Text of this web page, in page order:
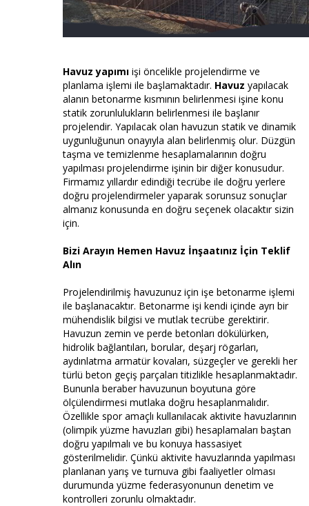
Havuz yapımı işi öncelikle projelendirme ve
planlama işlemi ile başlamaktadır. Havuz yapılacak
alanın betonarme kısmının belirlenmesi işine konu
statik zorunlulukların belirlenmesi ile başlanır
projelendir. Yapılacak olan havuzun statik ve dinamik
uygunluğunun onayıyla alan belirlenmiş olur. Düzgün
taşma ve temizlenme hesaplamalarının doğru
yapılması projelendirme işinin bir diğer konusudur.
Firmamız yıllardır edindiği tecrübe ile doğru yerlere
doğru projelendirmeler yaparak sorunsuz sonuçlar
almanız konusunda en doğru seçenek olacaktır sizin
için.
Bizi Arayın Hemen Havuz İnşaatınız İçin Teklif
Alın
Projelendirilmiş havuzunuz için işe betonarme işlemi
ile başlanacaktır. Betonarme işi kendi içinde ayrı bir
mühendislik bilgisi ve mutlak tecrübe gerektirir.
Havuzun zemin ve perde betonları dökülürken,
hidrolik bağlantıları, borular, deşarj rögarları,
aydınlatma armatür kovaları, süzgeçler ve gerekli her
türlü beton geçiş parçaları titizlikle hesaplanmaktadır.
Bununla beraber havuzunun boyutuna göre
ölçülendirmesi mutlaka doğru hesaplanmalıdır.
Özellikle spor amaçlı kullanılacak aktivite havuzlarının
(olimpik yüzme havuzları gibi) hesaplamaları baştan
doğru yapılmalı ve bu konuya hassasiyet
gösterilmelidir. Çünkü aktivite havuzlarında yapılması
planlanan yarış ve turnuva gibi faaliyetler olması
durumunda yüzme federasyonunun denetim ve
kontrolleri zorunlu olmaktadır.